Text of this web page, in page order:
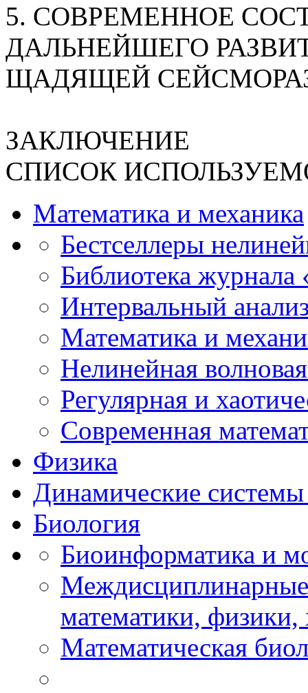
5. СОВРЕМЕННОЕ
ДАЛЬНЕЙШЕГО
ЩАДЯЩЕЙ
ЗАКЛЮЧЕНИЕ
СПИСОК
Математика и механика
Бестселлеры
Библиотека
Интервальный
Математика и
Нелинейная
Регулярная и
Современная
Физика
Динамические системы
Биология
Биоинформатика и
математики,
Математическая